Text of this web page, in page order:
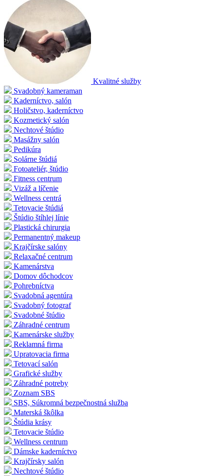
Kvalitné služby
Svadobný kameraman
Kaderníctvo, salón
Holičstvo, kaderníctvo
Kozmetický salón
Nechtové štúdio
Masážny salón
Pedikúra
Solárne štúdiá
Fotoateliér, štúdio
Fitness centrum
Vizáž a líčenie
Wellness centrá
Tetovacie štúdiá
Štúdio štíhlej línie
Plastická chirurgia
Permanentný makeup
Krajčírske salóny
Relaxačné centrum
Kamenárstva
Domov dôchodcov
Pohrebníctva
Svadobná agentúra
Svadobný fotograf
Svadobné štúdio
Záhradné centrum
Kamenárske služby
Reklamná firma
Upratovacia firma
Tetovací salón
Grafické služby
Záhradné potreby
Zoznam SBS
SBS, Súkromná bezpečnostná služba
Materská škôlka
Štúdia krásy
Tetovacie štúdio
Wellness centrum
Dámske kaderníctvo
Krajčírsky salón
Nechtové štúdio